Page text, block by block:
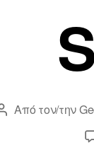
Συντάκτης
Από τον/την